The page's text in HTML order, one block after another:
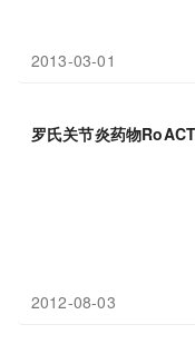
2013-03-01
罗氏关节炎药物
2012-08-03